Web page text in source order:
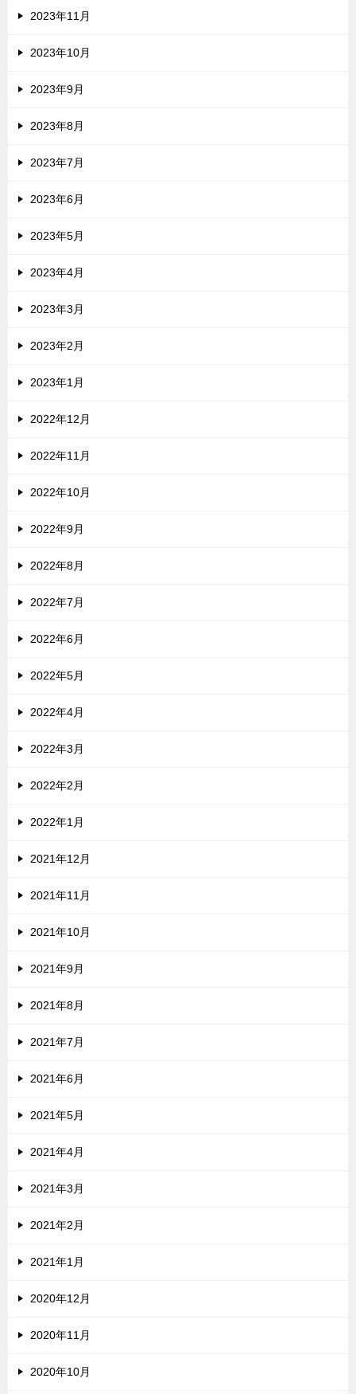
2023年11月
2023年10月
2023年9月
2023年8月
2023年7月
2023年6月
2023年5月
2023年4月
2023年3月
2023年2月
2023年1月
2022年12月
2022年11月
2022年10月
2022年9月
2022年8月
2022年7月
2022年6月
2022年5月
2022年4月
2022年3月
2022年2月
2022年1月
2021年12月
2021年11月
2021年10月
2021年9月
2021年8月
2021年7月
2021年6月
2021年5月
2021年4月
2021年3月
2021年2月
2021年1月
2020年12月
2020年11月
2020年10月